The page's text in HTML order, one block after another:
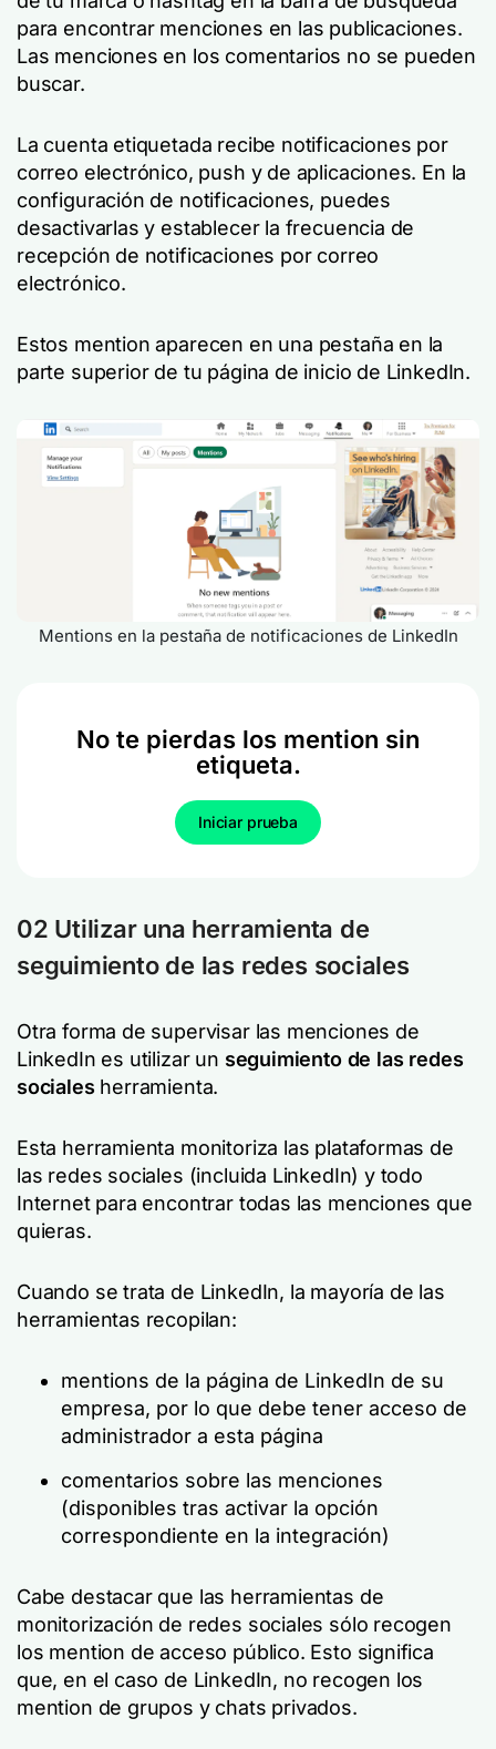
para encontrar menciones en las publicaciones.
Las menciones en los comentarios no se pueden
buscar.
La cuenta etiquetada recibe notificaciones por
correo electrónico, push y de aplicaciones. En la
configuración de notificaciones, puedes
desactivarlas y establecer la frecuencia de
recepción de notificaciones por correo
electrónico.
Estos mention aparecen en una pestaña en la
parte superior de tu página de inicio de LinkedIn.
Mentions en la pestaña de notificaciones de LinkedIn
No te pierdas los mention sin
etiqueta.
Iniciar prueba
02 Utilizar una herramienta de
seguimiento de las redes sociales
Otra forma de supervisar las menciones de
LinkedIn es utilizar un seguimiento de las redes
sociales herramienta.
Esta herramienta monitoriza las plataformas de
las redes sociales (incluida LinkedIn) y todo
Internet para encontrar todas las menciones que
quieras.
Cuando se trata de LinkedIn, la mayoría de las
herramientas recopilan:
mentions de la página de LinkedIn de su
empresa, por lo que debe tener acceso de
administrador a esta página
comentarios sobre las menciones
(disponibles tras activar la opción
correspondiente en la integración)
Cabe destacar que las herramientas de
monitorización de redes sociales sólo recogen
los mention de acceso público. Esto significa
que, en el caso de LinkedIn, no recogen los
mention de grupos y chats privados.